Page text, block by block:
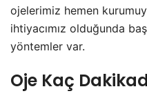
ojelerimiz hemen
ihtiyacımız olduğunda
yöntemler var.
Oje Kaç